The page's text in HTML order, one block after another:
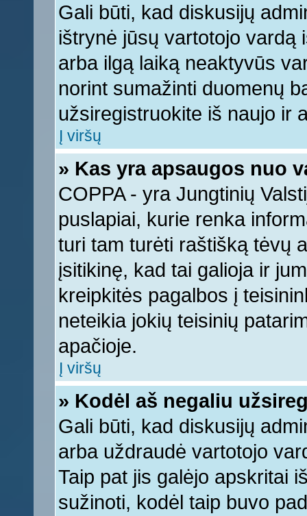
Gali būti, kad diskusijų
ištrynė jūsų vartotojo vardą
arba ilgą laiką neaktyvūs
norint sumažinti duomenų
užsiregistruokite iš naujo ir
Į viršų
» Kas yra apsaugos nuo
COPPA - yra Jungtinių
puslapiai, kurie renka
turi tam turėti raštišką tėvų
įsitikinę, kad tai galioja ir
kreipkitės pagalbos į
neteikia jokių teisinių
apačioje.
Į viršų
» Kodėl aš negaliu
Gali būti, kad diskusijų
arba uždraudė vartotojo
Taip pat jis galėjo apskritai
sužinoti, kodėl taip buvo